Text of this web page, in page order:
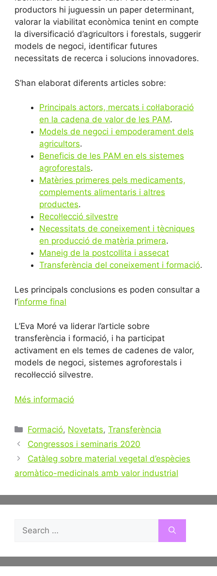
productors hi juguessin un paper determinant,
valorar la viabilitat econòmica tenint en compte
la diversificació d’agricultors i forestals, suggerir
models de negoci, identificar futures
necessitats de recerca i solucions innovadores.
S’han elaborat diferents articles sobre:
Principals actors, mercats i col·laboració
en la cadena de valor de les PAM.
Models de negoci i empoderament dels
agricultors.
Beneficis de les PAM en els sistemes
agroforestals.
Matèries primeres pels medicaments,
complements alimentaris i altres
productes.
Recol·lecció silvestre
Necessitats de coneixement i tècniques
en producció de matèria primera.
Maneig de la postcollita i assecat
Transferència del coneixement i formació.
Les principals conclusions es poden consultar a
l’informe final
L’Eva Moré va liderar l’article sobre
transferència i formació, i ha participat
activament en els temes de cadenes de valor,
models de negoci, sistemes agroforestals i
recol·lecció silvestre.
Més informació
Categories
Formació, Novetats,Transferència
Post
navigation
Congressos i seminaris 2020
Catàleg sobre material vegetal d’espècies
aromàtico-medicinals amb valor industrial
for: